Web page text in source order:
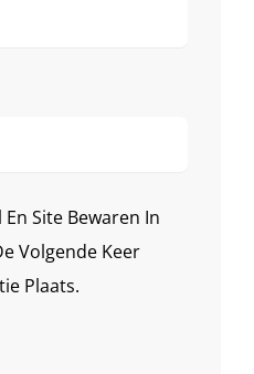
Site Bewaren In
Volgende Keer
Plaats.